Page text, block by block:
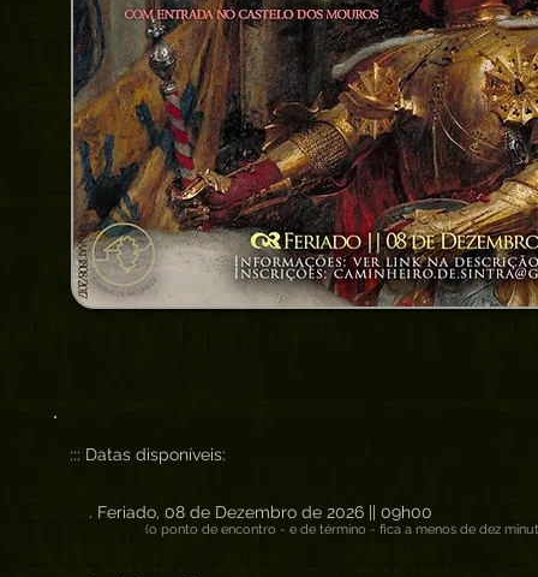
::: Datas disponíveis:
. Feriado, 08 de Dezembro de 2026 || 09h00
(o ponto de encontro - e de término - fica a menos de dez